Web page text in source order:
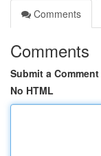
Comments
Comments
Submit a Comment
No HTML